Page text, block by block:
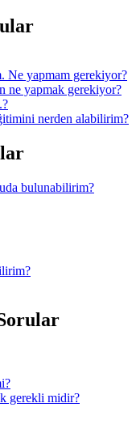
Ne yapmam gerekiyor?
ne yapmak gerekiyor?
nerden alabilirim?
bulunabilirim?
gerekli midir?